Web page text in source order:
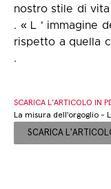
nostro stile di
. « L ' immagine
rispetto a quella
.
SCARICA L’ARTICOLO IN
La misura dell'orgoglio -
SCARICA